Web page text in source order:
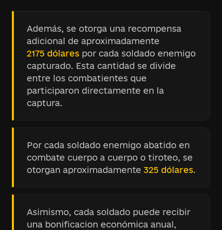
Además, se otorga una recompensa
adicional de aproximadamente
2175 dólares por cada soldado enemigo
capturado. Esta cantidad se divide
entre los combatientes que
participaron directamente en la
captura.
Por cada soldado enemigo abatido en
combate cuerpo a cuerpo o tiroteo, se
otorgan aproximadamente 325 dólares.
Asimismo, cada soldado puede recibir
una bonificacion económica anual,